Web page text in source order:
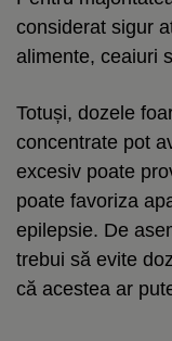
considerat sigur
alimente, ceaiuri
Totuși, dozele
concentrate pot
excesiv poate
poate favoriza
epilepsie. De
trebui să evite
că acestea ar